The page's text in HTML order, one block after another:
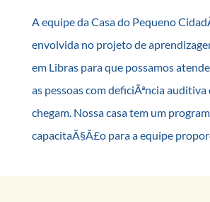
A equipe da Casa do Pequeno
envolvida no projeto de
em Libras para que possamos
as pessoas com deficiÃªncia auditiva
chegam. Nossa casa tem um
capacitaÃ§Ã£o para a equipe